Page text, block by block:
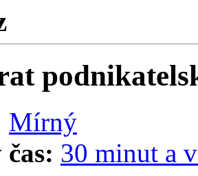
Mírný
30 minut a